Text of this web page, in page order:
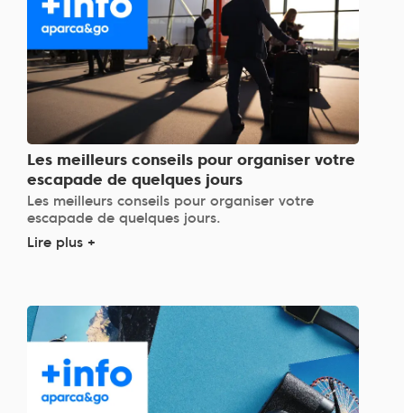
Les meilleurs conseils pour organiser votre
escapade de quelques jours
Les meilleurs conseils pour organiser votre
escapade de quelques jours.
Lire plus +